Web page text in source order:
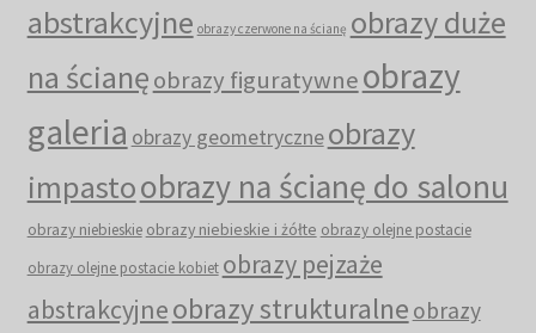
abstrakcyjne obrazy czerwone na ścianę obrazy duże
na ścianęobrazy figuratywneobrazy
galeria obrazy geometryczneobrazy
impastoobrazy na ścianę do salonu
obrazy niebieskie obrazy niebieskie i żółte obrazy olejne postacie
obrazy olejne postacie kobiet obrazy pejzaże
abstrakcyjneobrazy strukturalne obrazy